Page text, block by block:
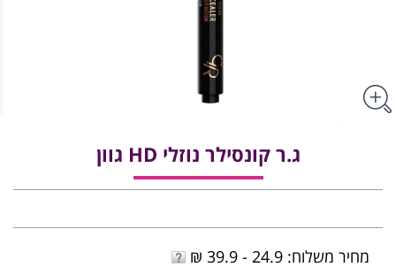
ג.ר קונסילר נוזלי HD גוון
מחיר משלוח: 24.9 - 39.9 ₪